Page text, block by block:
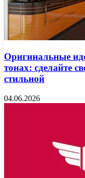
Оригинальные
тонах: сделайте
стильной
04.06.2026